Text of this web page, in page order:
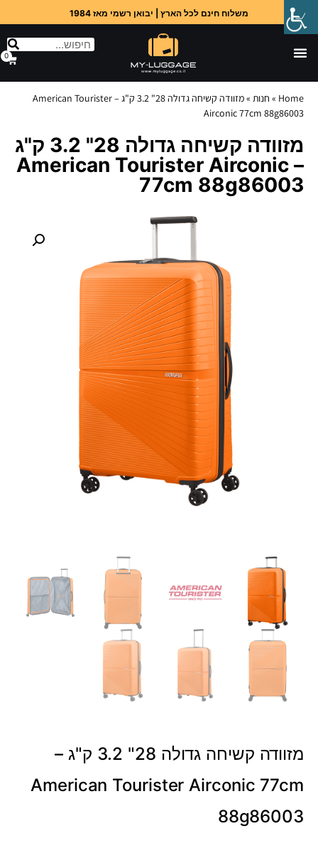
משלוח חינם לכל הארץ | יבואן רשמי מאז 1984
0
Home
» חנות »
מזוודה קשיחה גדולה 28" 3.2 ק"ג – American Tourister
Airconic 77cm 88g86003
מזוודה קשיחה גדולה 28" 3.2 ק"ג
– American Tourister Airconic
77cm 88g86003
מזוודה קשיחה גדולה 28" 3.2 ק"ג –
American Tourister Airconic 77cm
88g86003